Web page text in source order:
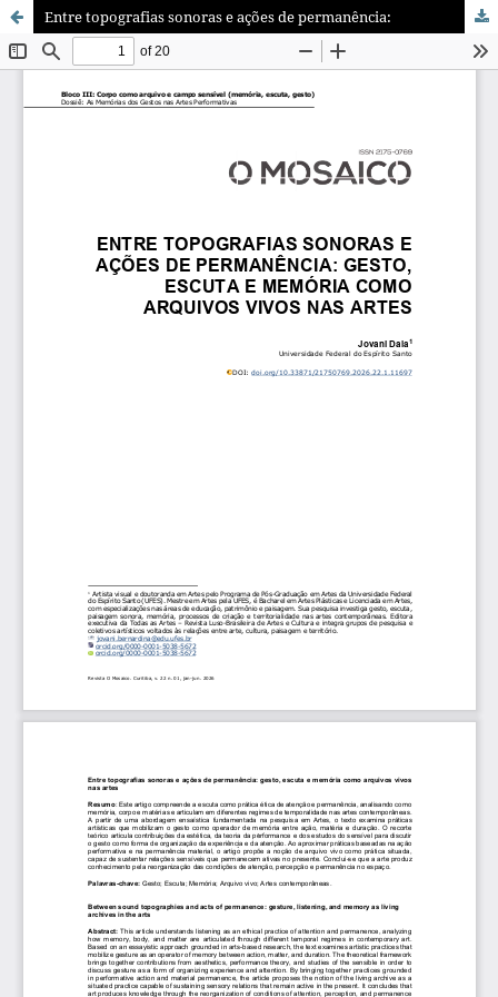
Entre topografias sonoras e ações de permanência: